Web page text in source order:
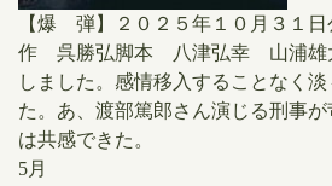
【爆 弾】２０２５年１０月３１
作 呉勝弘脚本 八津弘幸 山浦雄
しました。感情移入することなく
た。あ、渡部篤郎さん演じる刑事
は共感できた。
5月